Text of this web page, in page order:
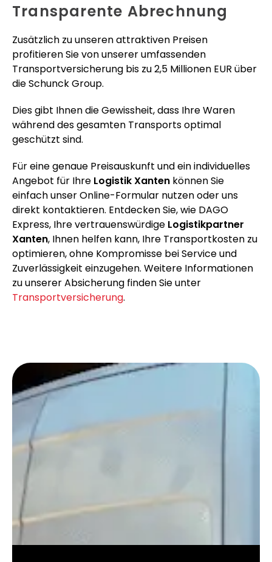
Transparente Abrechnung
Zusätzlich zu unseren attraktiven Preisen
profitieren Sie von unserer umfassenden
Transportversicherung bis zu 2,5 Millionen EUR über
die Schunck Group.
Dies gibt Ihnen die Gewissheit, dass Ihre Waren
während des gesamten Transports optimal
geschützt sind.
Für eine genaue Preisauskunft und ein individuelles
Angebot für Ihre Logistik Xanten können Sie
einfach unser Online-Formular nutzen oder uns
direkt kontaktieren. Entdecken Sie, wie DAGO
Express, Ihre vertrauenswürdige Logistikpartner
Xanten, Ihnen helfen kann, Ihre Transportkosten zu
optimieren, ohne Kompromisse bei Service und
Zuverlässigkeit einzugehen. Weitere Informationen
zu unserer Absicherung finden Sie unter
Transportversicherung.